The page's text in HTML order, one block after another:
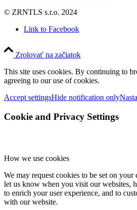
© ZRNTLS s.r.o. 2024
Link to Facebook
Zrolovať na začiatok
This site uses cookies. By continuing to
agreeing to our use of cookies.
Accept settingsHide notification only
Cookie and Privacy Settings
How we use cookies
We may request cookies to be set on your
let us know when you visit our websites,
to enrich your user experience, and to
with our website.